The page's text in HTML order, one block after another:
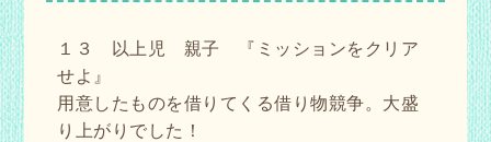
１３ 以上児 親子 『ミッションをクリア
せよ』
用意したものを借りてくる借り物競争。大盛
り上がりでした！